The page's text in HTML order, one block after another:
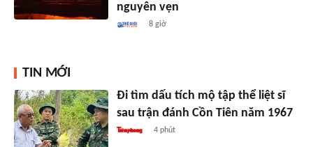
nguyên vẹn
8 giờ
TIN MỚI
Đi tìm dấu tích mộ tập thể liệt sĩ
sau trận đánh Cồn Tiên năm 1967
4 phút